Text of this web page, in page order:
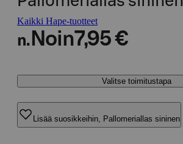
Kaikki Hape-tuotteet
n. Noin7,95 €
Valitse toimitustapa
Lisää suosikkeihin, Pallomeriallas sininen